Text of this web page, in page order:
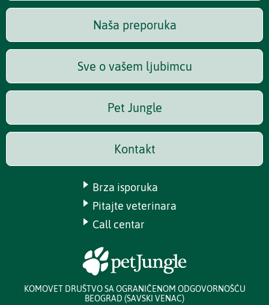
Naša preporuka
Sve o vašem ljubimcu
Pet Jungle
Kontakt
Brza isporuka
Pitajte veterinara
Call centar
KOMOVET DRUŠTVO SA OGRANIČENOM ODGOVORNOŠĆU
BEOGRAD (SAVSKI VENAC)